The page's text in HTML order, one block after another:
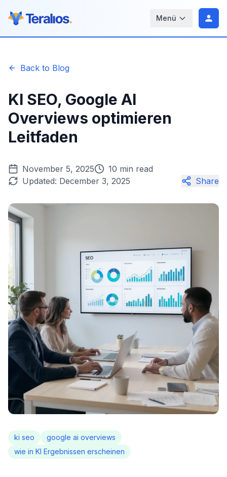
Menü
Back to Blog
KI SEO, Google AI
Overviews optimieren
Leitfaden
November 5, 2025
10 min read
Updated: December 3, 2025 Share
ki seo
google ai overviews
wie in KI Ergebnissen erscheinen